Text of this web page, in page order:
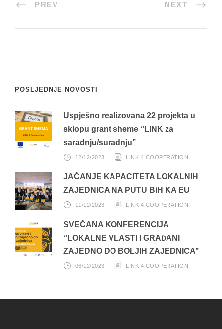
PREV NEXT
POSLJEDNJE NOVOSTI
Uspješno realizovana 22 projekta u
sklopu grant sheme ‘’LINK za
saradnju/suradnju’’
12/12/2023 LINK 4 COOPERATION
JAČANJE KAPACITETA LOKALNIH
ZAJEDNICA NA PUTU BiH KA EU
11/12/2023 LINK 4 COOPERATION
SVEČANA KONFERENCIJA
‘’LOKALNE VLASTI I GRAĐANI
ZAJEDNO DO BOLJIH ZAJEDNICA’’
06/12/2023 LINK 4 COOPERATION